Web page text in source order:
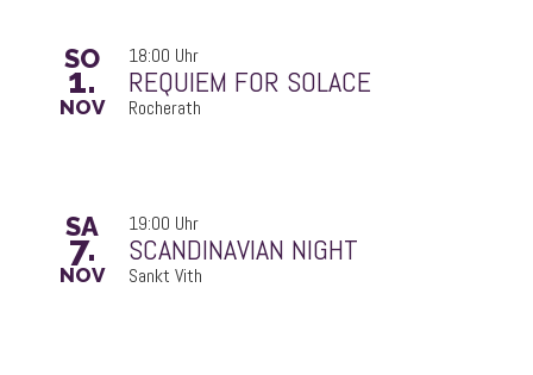
SO
1.
NOV
18:00 Uhr
REQUIEM FOR SOLACE
Rocherath
SA
7.
NOV
19:00 Uhr
SCANDINAVIAN NIGHT
Sankt Vith